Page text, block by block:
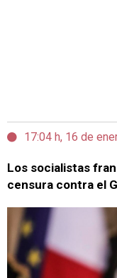
17:04 h, 16 de
Los socialistas
censura contra el